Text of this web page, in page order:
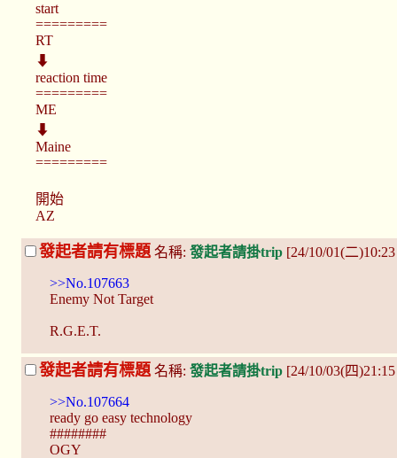
start
=========
RT
⬇
reaction time
=========
ME
⬇
Maine
=========
開始
AZ
發起者請有標題 名稱: 發起者請掛trip [24/10/01(二
>>No.107663
Enemy Not Target
R.G.E.T.
發起者請有標題 名稱: 發起者請掛trip [24/10/03(四
>>No.107664
ready go easy technology
########
OGY